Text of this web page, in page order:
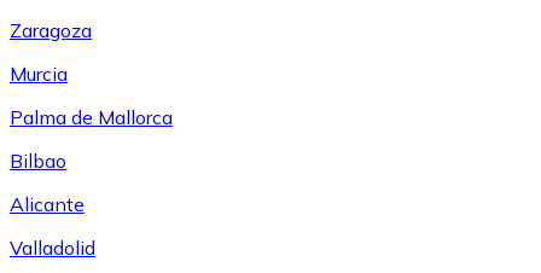
Zaragoza
Murcia
Palma de Mallorca
Bilbao
Alicante
Valladolid